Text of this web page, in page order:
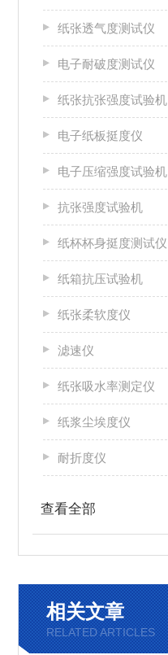
纸张透气度测试仪
电子耐破度测试仪
纸张抗张强度试验机
电子纸板挺度仪
电子压缩强度试验机
抗张强度试验机
纸杯杯身挺度测试仪
纸箱抗压试验机
纸张柔软度仪
滤速仪
纸张吸水率测定仪
纸浆尘埃度仪
耐折度仪
查看全部
相关文章
RELATED ARTICLES